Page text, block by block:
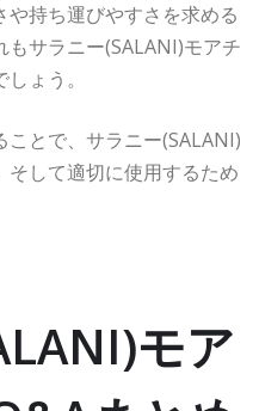
持ち運びやすさを求める
サラニー(SALANI)モアチ
ょう。
とで、サラニー(SALANI)
して適切に使用するため
モア